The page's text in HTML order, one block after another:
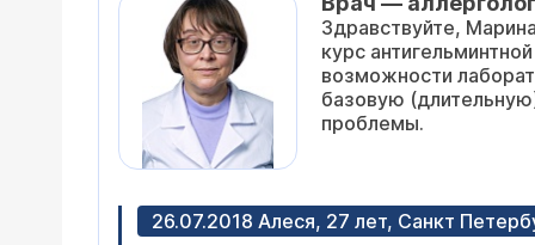
Квинке, вводили преднизолон и
неделю, но эффекта не вижу.
подреберье. Сдала кровь по
эозинофилы на 6%,
результат сочли сомнительным,
смысл повторно сдавать анализы.
улице, где хочет. Я грешила на
повышение антител говорить о
Здравствуйте,
курс
возможности лаборатории не
базовую
проблемы.
26.07.2018 Алеся, 27 лет, Санкт